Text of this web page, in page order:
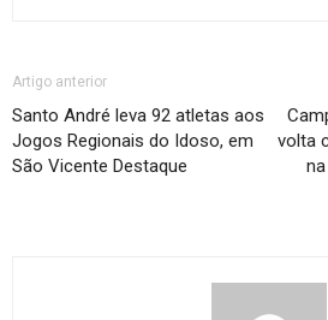
Artigo anterior
Santo André leva 92 atletas aos
Jogos Regionais do Idoso, em
São Vicente Destaque
volta